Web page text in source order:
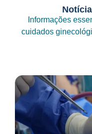
Informações
cuidados